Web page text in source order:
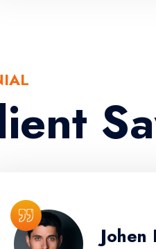
Johen